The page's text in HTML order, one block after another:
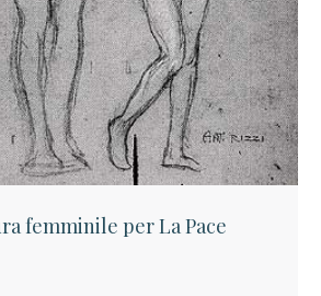
femminile per La Pace